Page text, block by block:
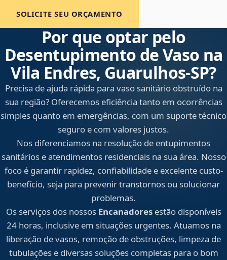
SOLICITE SEU ORÇAMENTO
Por que optar pelo
Desentupimento de Vaso na
Vila Endres, Guarulhos‑SP?
Precisa de ajuda rápida para vaso sanitário obstruído na
sua região? Oferecemos eficiência tanto em ocorrências
simples quanto em emergências, com um suporte técnico
seguro e com valores justos.
Nos diferenciamos na resolução de entupimentos
sanitários e atendimentos residenciais na sua área. Nosso
foco é garantir rapidez, confiabilidade e excelente custo-
benefício, seja para prevenir transtornos ou solucionar
problemas.
Os serviços dos nossos Encanadoresestão disponíveis
24 horas, inclusive em situações urgentes. Atuamos na
liberação de vasos, remoção de obstruções, limpeza de
tubulações e diversas soluções completas para o bom